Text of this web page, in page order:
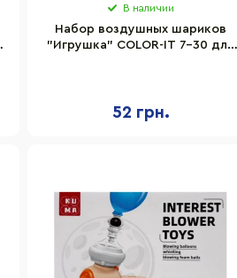
В наличии
Набор воздушных шариков
"Игрушка" COLOR-IT 7-30 для
52 грн.